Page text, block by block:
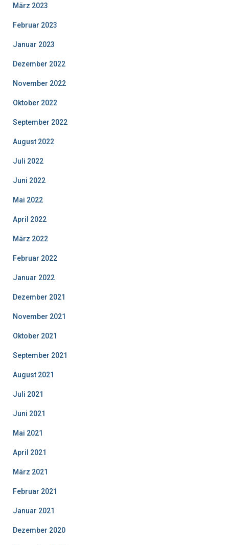
März 2023
Februar 2023
Januar 2023
Dezember 2022
November 2022
Oktober 2022
September 2022
August 2022
Juli 2022
Juni 2022
Mai 2022
April 2022
März 2022
Februar 2022
Januar 2022
Dezember 2021
November 2021
Oktober 2021
September 2021
August 2021
Juli 2021
Juni 2021
Mai 2021
April 2021
März 2021
Februar 2021
Januar 2021
Dezember 2020